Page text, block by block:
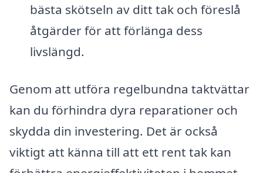
bästa skötseln av ditt tak och föreslå
åtgärder för att förlänga dess
livslängd.
Genom att utföra regelbundna taktvättar
kan du förhindra dyra reparationer och
skydda din investering. Det är också
viktigt att känna till att ett rent tak kan